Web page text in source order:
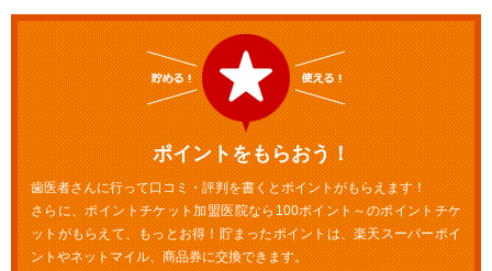
ポイントをもらおう！
歯医者さんに行って口コミ・評判を書くとポイントがもらえます！
さらに、ポイントチケット加盟医院なら100ポイント～のポイントチケ
ットがもらえて、もっとお得！貯まったポイントは、楽天スーパーポイ
ントやネットマイル、商品券に交換できます。